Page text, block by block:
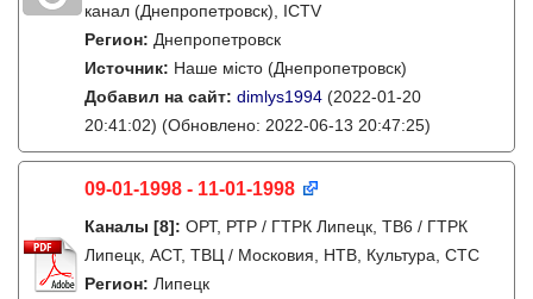
канал (Днепропетровск), ICTV
Регион: Днепропетровск
Источник: Наше місто (Днепропетровск)
Добавил на сайт: dimlys1994 (2022-01-20
20:41:02) (Обновлено: 2022-06-13 20:47:25)
09-01-1998 - 11-01-1998
Каналы [8]: ОРТ, РТР / ГТРК Липецк, ТВ6 / ГТРК
Липецк, АСТ, ТВЦ / Московия, НТВ, Культура, СТС
Регион: Липецк